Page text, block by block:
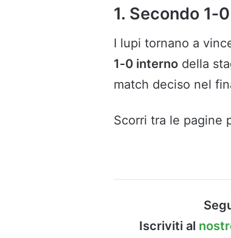
1. Secondo
I lupi tornano a
1‑0 interno della
match deciso nel
Scorri tra le pagine
Iscriviti al